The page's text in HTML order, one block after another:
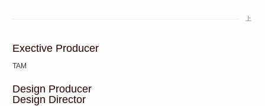
上
Exective Producer
TAM
Design Producer
Design Director